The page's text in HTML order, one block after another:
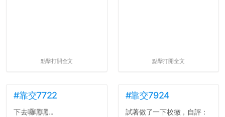
點擊打開全文 點擊打開全文
#靠交7722
下去囉嘿嘿...
#靠交7924
試著做了一下校徽，自評：